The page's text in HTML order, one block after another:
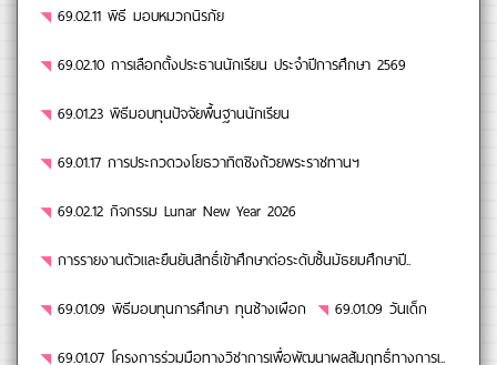
69.02.11 พิธี มอบหมวกนิรภัย
69.02.10 การเลือกตั้งประธานนักเรียน ประจำปีการศึกษา 2569
69.01.23 พิธีมอบทุนปัจจัยพื้นฐานนักเรียน
69.01.17 การประกวดวงโยธวาทิตชิงถ้วยพระราชทานฯ
69.02.12 กิจกรรม Lunar New Year 2026
การรายงานตัวและยืนยันสิทธิ์เข้าศึกษาต่อระดับชั้นมัธยมศึกษาปี..
69.01.09 พิธีมอบทุนการศึกษา ทุนช้างเผือก
69.01.09 วันเด็ก
69.01.07 โครงการร่วมมือทางวิชาการเพื่อพัฒนาผลสัมฤทธิ์ทางการเ..